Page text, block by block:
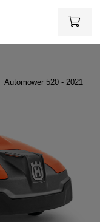
Automower 520 - 2021